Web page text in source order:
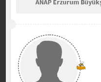
ANAP Erzurum